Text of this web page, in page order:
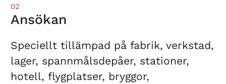
02
Ansökan
Speciellt tillämpad på fabrik, verkstad,
lager, spannmålsdepåer, stationer,
hotell, flygplatser, bryggor,